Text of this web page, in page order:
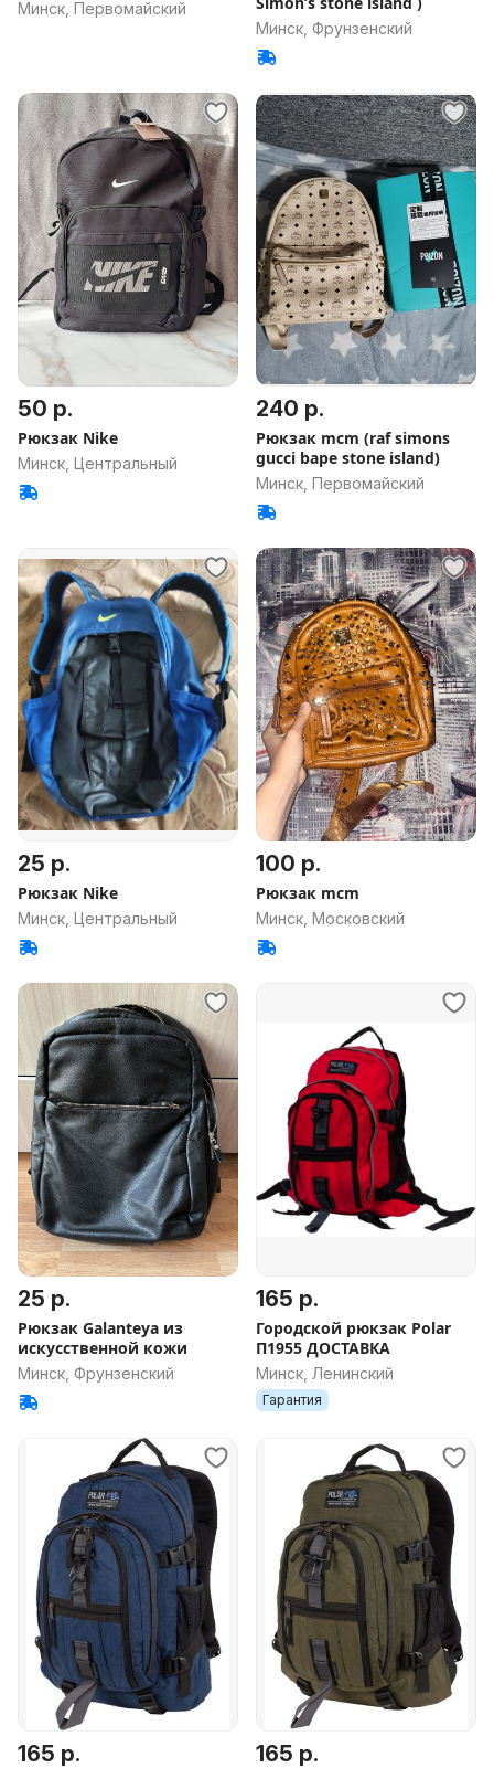
Минск, Первомайский
Минск, Фрунзенский
50 р.
Рюкзак Nike
Минск, Центральный
240 р.
Рюкзак mcm (raf simons
gucci bape stone island)
Минск, Первомайский
25 р.
Рюкзак Nike
Минск, Центральный
100 р.
Рюкзак mcm
Минск, Московский
25 р.
Рюкзак Galanteya из
искусственной кожи
Минск, Фрунзенский
165 р.
Городской рюкзак Polar
П1955 ДОСТАВКА
Минск, Ленинский
Гарантия
165 р. 165 р.